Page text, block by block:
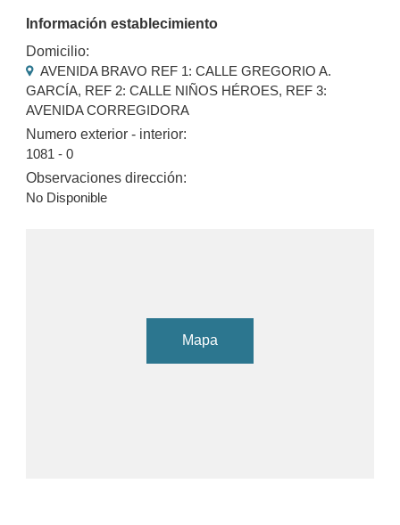
Información establecimiento
Domicilio:
AVENIDA BRAVO REF 1: CALLE GREGORIO A.
GARCÍA, REF 2: CALLE NIÑOS HÉROES, REF 3:
AVENIDA CORREGIDORA
Numero exterior - interior:
1081 - 0
Observaciones dirección:
No Disponible
Mapa